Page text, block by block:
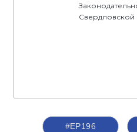
Свердловской
#ЕР196